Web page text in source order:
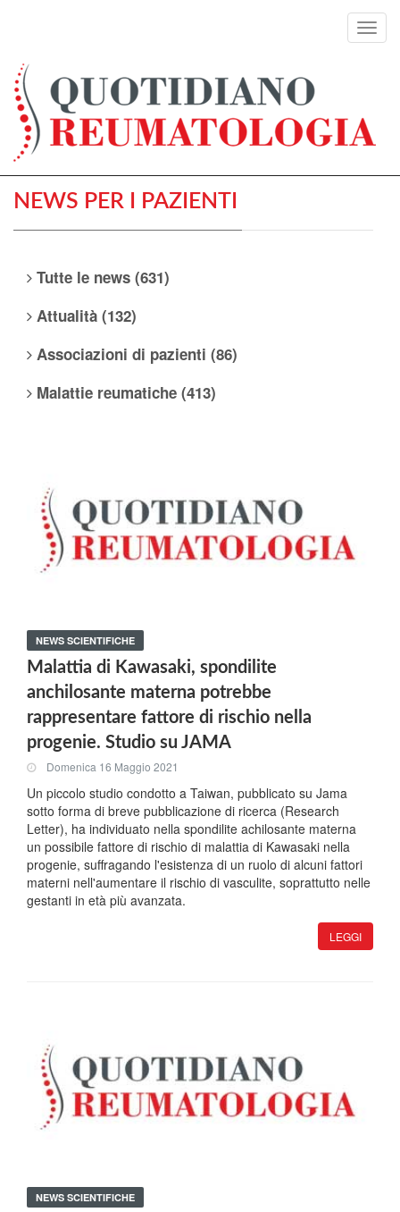
NEWS PER I PAZIENTI
Tutte le news (631)
Attualità (132)
Associazioni di pazienti (86)
Malattie reumatiche (413)
NEWS SCIENTIFICHE
Malattia di Kawasaki, spondilite
anchilosante materna potrebbe
rappresentare fattore di rischio nella
progenie. Studio su JAMA
Domenica 16 Maggio 2021
Un piccolo studio condotto a Taiwan, pubblicato su Jama
sotto forma di breve pubblicazione di ricerca (Research
Letter), ha individuato nella spondilite achilosante materna
un possibile fattore di rischio di malattia di Kawasaki nella
progenie, suffragando l'esistenza di un ruolo di alcuni fattori
materni nell'aumentare il rischio di vasculite, soprattutto nelle
gestanti in età più avanzata.
LEGGI
NEWS SCIENTIFICHE